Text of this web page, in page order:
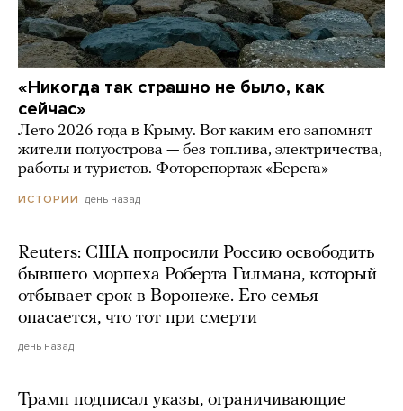
«Никогда так страшно не было, как
сейчас»
Лето 2026 года в Крыму. Вот каким его запомнят
жители полуострова — без топлива, электричества,
работы и туристов. Фоторепортаж «Берега»
ИСТОРИИ день назад
Reuters: США попросили Россию освободить
бывшего морпеха Роберта Гилмана, который
отбывает срок в Воронеже. Его семья
опасается, что тот при смерти
день назад
Трамп подписал указы, ограничивающие